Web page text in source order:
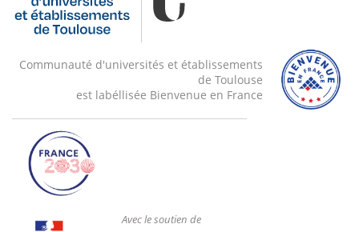
Communauté d'universités et établissements
de Toulouse
est labéllisée Bienvenue en France
Avec le soutien de